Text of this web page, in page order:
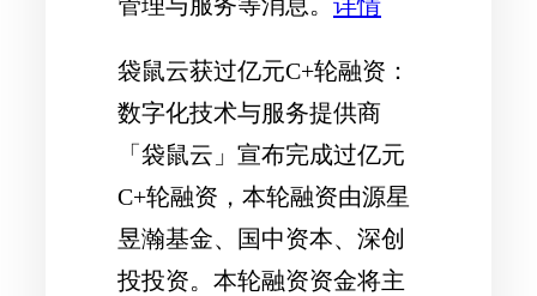
袋鼠云获过亿元C+轮融资 ：
数字化技术与服务提供商
「袋鼠云」宣布完成过亿元
C+轮融资，本轮融资由源星
昱瀚基金、国中资本、深创
投投资。本轮融资资金将主